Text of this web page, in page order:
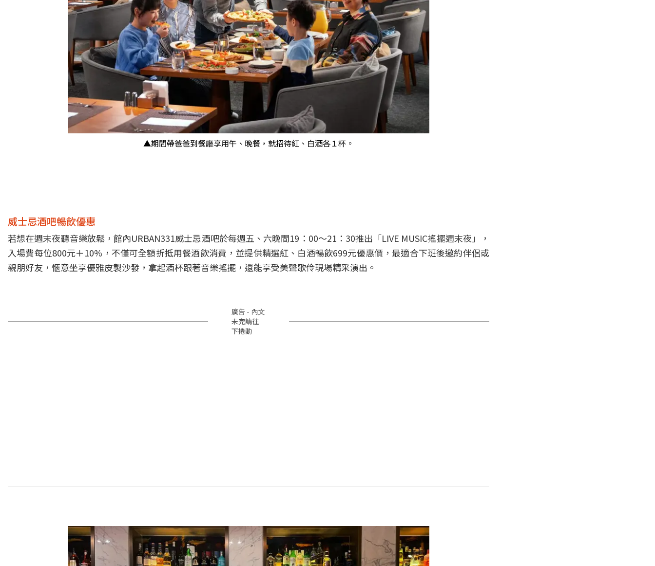
▲期間帶爸爸到餐廳享用午、晚餐，就招待紅、白酒各１杯。
威士忌酒吧暢飲優惠
若想在週末夜聽音樂放鬆，館內URBAN331威士忌酒吧於每週五、六晚間19：00～21：30推出「LIVE MUSIC搖擺週末夜」，
入場費每位800元＋10%，不僅可全額折抵用餐酒飲消費，並提供精選紅、白酒暢飲699元優惠價，最適合下班後邀約伴侶或
親朋好友，愜意坐享優雅皮製沙發，拿起酒杯跟著音樂搖擺，還能享受美聲歌伶現場精采演出。
廣告 - 內文
未完請往
下捲動